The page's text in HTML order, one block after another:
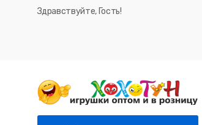
Здравствуйте, Гость!